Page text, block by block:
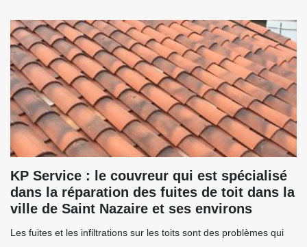
KP Service : le couvreur qui est spécialisé
dans la réparation des fuites de toit dans la
ville de Saint Nazaire et ses environs
Les fuites et les infiltrations sur les toits sont des problèmes qui